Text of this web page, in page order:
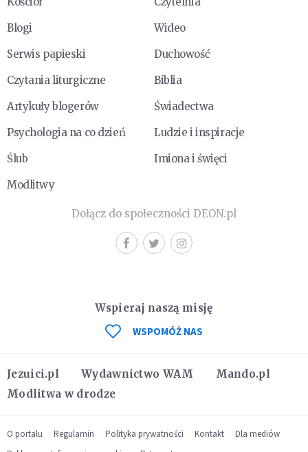
Blogi
Wideo
Serwis papieski
Duchowość
Czytania liturgiczne
Biblia
Artykuły blogerów
Świadectwa
Psychologia na co dzień
Ludzie i inspiracje
Ślub
Imiona i święci
Modlitwy
Dołącz do społeczności DEON.pl
Jezuici.pl Wydawnictwo WAM
Mando.pl
Modlitwa w drodze
Wspieraj naszą misję
WSPOMÓŻ NAS
O portalu Regulamin Polityka prywatności Kontakt
Dla mediów